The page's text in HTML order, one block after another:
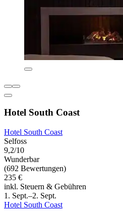
Hotel South Coast
Hotel South Coast
Selfoss
9,2/10
Wunderbar
(692 Bewertungen)
235 €
inkl. Steuern & Gebühren
1. Sept.–2. Sept.
Hotel South Coast